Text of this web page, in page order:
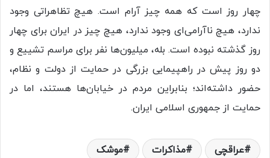
چهار روز است که همه چیز آرام است. هیچ تظاهراتی وجود
ندارد، هیچ ناآرامی‌ای وجود ندارد، هیچ چیز در ایران برای چهار
روز گذشته نبوده است. بله، میلیون‌ها نفر برای مراسم تشییع و
دو روز پیش در راهپیمایی بزرگی در حمایت از دولت و نظام،
حضور داشته‌اند؛ بنابراین مردم در خیابان‌ها هستند، اما در
حمایت از جمهوری اسلامی ایران.
عراقچی مذاکرات
موشک